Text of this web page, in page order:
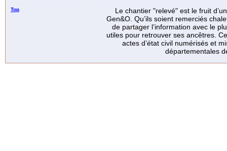
Top
Le chantier "relevé" est le fruit
Gen&O. Qu’ils soient remerciés
de partager l’information avec le
utiles pour retrouver ses ancêtres.
actes d’état civil numérisés et
départementales